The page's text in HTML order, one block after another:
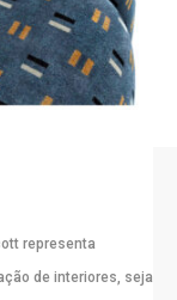
representa
de interiores, seja